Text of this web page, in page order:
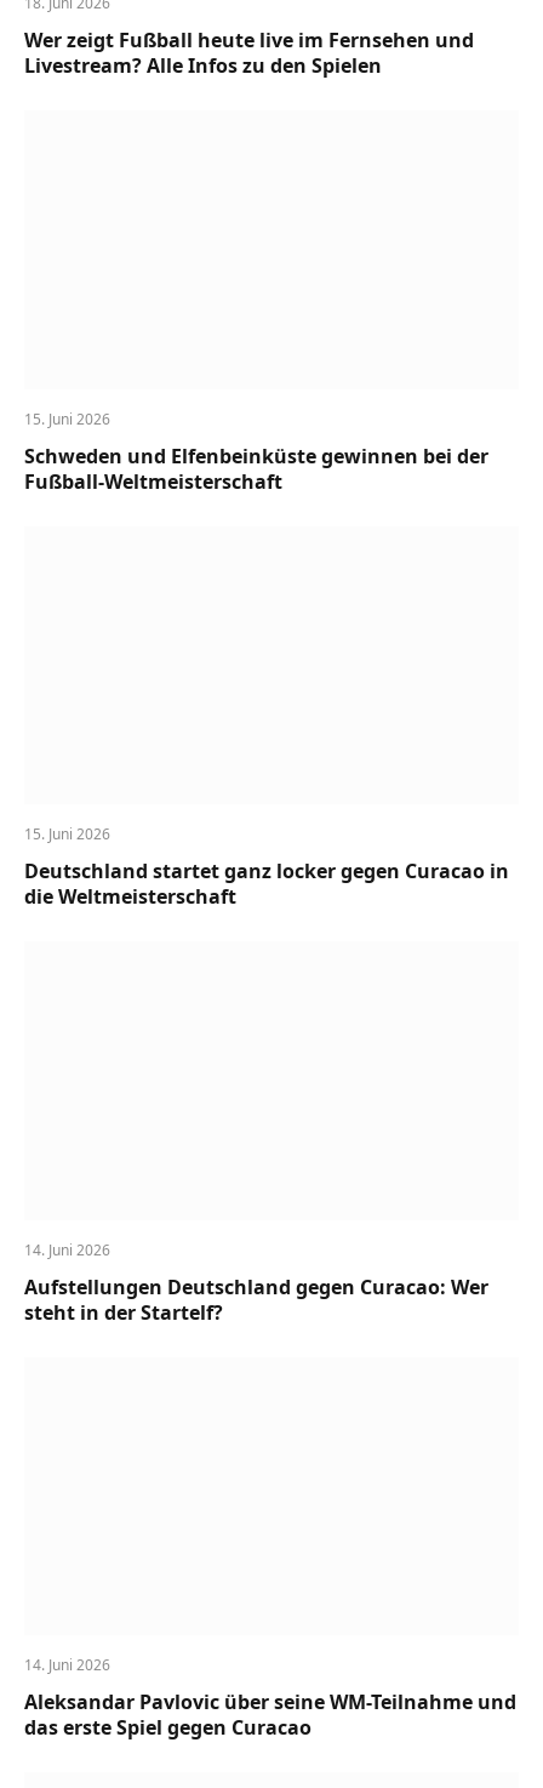
Wer zeigt Fußball heute live im Fernsehen und
Livestream? Alle Infos zu den Spielen
15. Juni 2026
Schweden und Elfenbeinküste gewinnen bei der
Fußball-Weltmeisterschaft
15. Juni 2026
Deutschland startet ganz locker gegen Curacao in
die Weltmeisterschaft
14. Juni 2026
Aufstellungen Deutschland gegen Curacao: Wer
steht in der Startelf?
14. Juni 2026
Aleksandar Pavlovic über seine WM-Teilnahme und
das erste Spiel gegen Curacao